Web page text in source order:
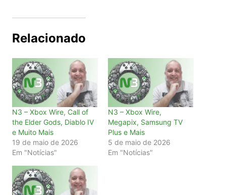
Relacionado
N3 – Xbox Wire, Call of
the Elder Gods, Diablo IV
e Muito Mais
19 de maio de 2026
Em "Notícias"
N3 – Xbox Wire,
Megapix, Samsung TV
Plus e Mais
5 de maio de 2026
Em "Notícias"